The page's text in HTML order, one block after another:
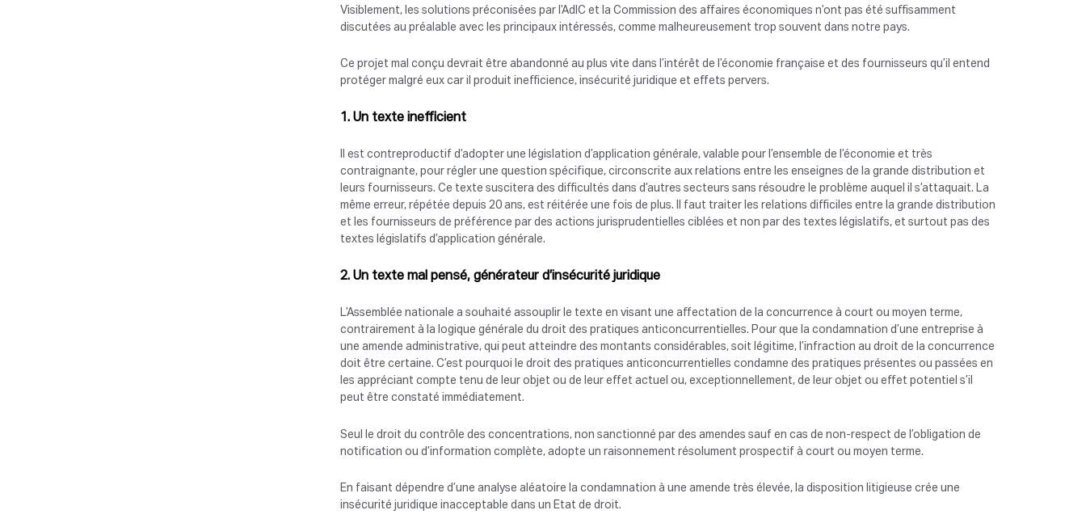
Visiblement, les solutions préconisées par l’AdlC et la Commission des affaires économiques n’ont pas été suffisamment
discutées au préalable avec les principaux intéressés, comme malheureusement trop souvent dans notre pays.
Ce projet mal conçu devrait être abandonné au plus vite dans l’intérêt de l’économie française et des fournisseurs qu’il entend
protéger malgré eux car il produit inefficience, insécurité juridique et effets pervers.
1. Un texte inefficient
Il est contreproductif d’adopter une législation d’application générale, valable pour l’ensemble de l’économie et très
contraignante, pour régler une question spécifique, circonscrite aux relations entre les enseignes de la grande distribution et
leurs fournisseurs. Ce texte suscitera des difficultés dans d’autres secteurs sans résoudre le problème auquel il s’attaquait. La
même erreur, répétée depuis 20 ans, est réitérée une fois de plus. Il faut traiter les relations difficiles entre la grande distribution
et les fournisseurs de préférence par des actions jurisprudentielles ciblées et non par des textes législatifs, et surtout pas des
textes législatifs d’application générale.
2. Un texte mal pensé, générateur d’insécurité juridique
L’Assemblée nationale a souhaité assouplir le texte en visant une affectation de la concurrence à court ou moyen terme,
contrairement à la logique générale du droit des pratiques anticoncurrentielles. Pour que la condamnation d’une entreprise à
une amende administrative, qui peut atteindre des montants considérables, soit légitime, l’infraction au droit de la concurrence
doit être certaine. C’est pourquoi le droit des pratiques anticoncurrentielles condamne des pratiques présentes ou passées en
les appréciant compte tenu de leur objet ou de leur effet actuel ou, exceptionnellement, de leur objet ou effet potentiel s’il
peut être constaté immédiatement.
Seul le droit du contrôle des concentrations, non sanctionné par des amendes sauf en cas de non-respect de l’obligation de
notification ou d’information complète, adopte un raisonnement résolument prospectif à court ou moyen terme.
En faisant dépendre d’une analyse aléatoire la condamnation à une amende très élevée, la disposition litigieuse crée une
insécurité juridique inacceptable dans un Etat de droit.